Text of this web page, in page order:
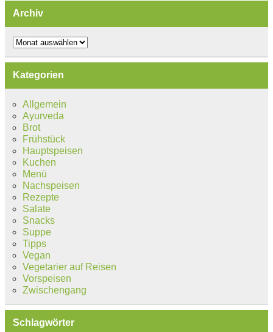
Archiv
Archiv
Kategorien
Allgemein
Ayurveda
Brot
Frühstück
Hauptspeisen
Kuchen
Menü
Nachspeisen
Rezepte
Salate
Snacks
Suppe
Tipps
Vegan
Vegetarier auf Reisen
Vorspeisen
Zwischengang
Schlagwörter